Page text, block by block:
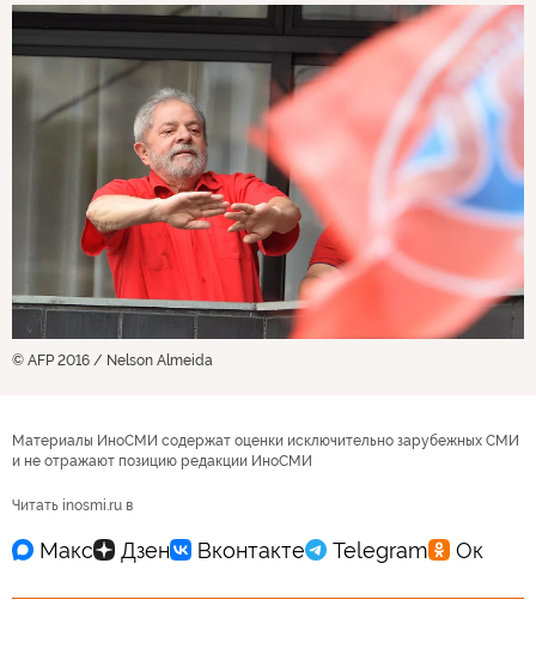
© AFP 2016 / Nelson Almeida
Материалы ИноСМИ содержат оценки исключительно зарубежных СМИ
и не отражают позицию редакции ИноСМИ
Читать inosmi.ru в